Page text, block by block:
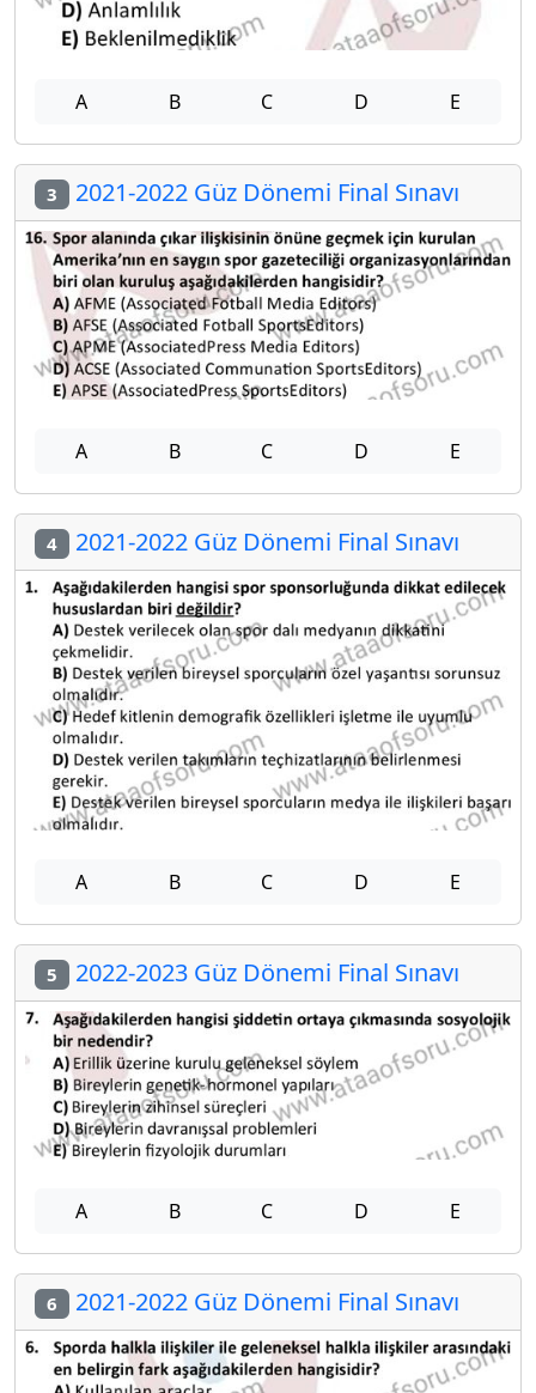
A B C D E
3 2021-2022 Güz Dönemi Final Sınavı
A B C D E
4 2021-2022 Güz Dönemi Final Sınavı
A B C D E
5 2022-2023 Güz Dönemi Final Sınavı
A B C D E
6 2021-2022 Güz Dönemi Final Sınavı